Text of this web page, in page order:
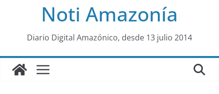
al
Noti Amazonía
Diario Digital Amazónico, desde 13 julio 2014